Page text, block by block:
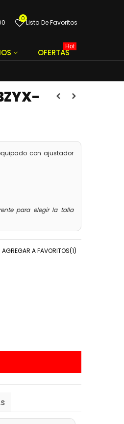
0
Lista De Favoritos
OFERTAS
Hot
con ajustador
para elegir la talla
AGREGAR A FAVORITOS(1)